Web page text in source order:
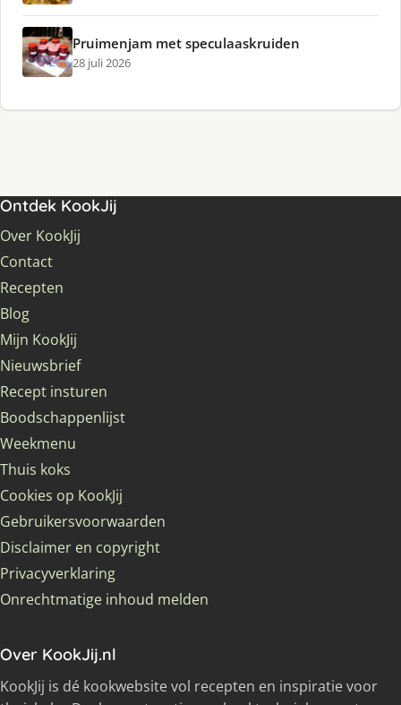
Pruimenjam met speculaaskruiden
28 juli 2026
Ontdek KookJij
Over KookJij
Contact
Recepten
Blog
Mijn KookJij
Nieuwsbrief
Recept insturen
Boodschappenlijst
Weekmenu
Thuis koks
Cookies op KookJij
Gebruikersvoorwaarden
Disclaimer en copyright
Privacyverklaring
Onrechtmatige inhoud melden
Over KookJij.nl
KookJij is dé kookwebsite vol recepten en inspiratie voor